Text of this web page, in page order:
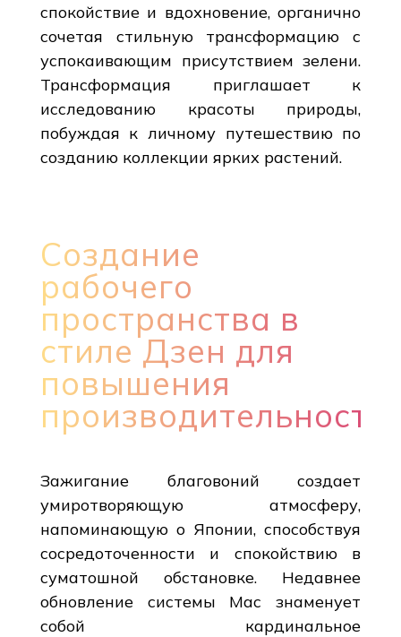
спокойствие и вдохновение, органично
сочетая стильную трансформацию с
успокаивающим присутствием зелени.
Трансформация приглашает к
исследованию красоты природы,
побуждая к личному путешествию по
созданию коллекции ярких растений.
Создание
рабочего
пространства в
стиле Дзен для
повышения
производительности
Зажигание благовоний создает
умиротворяющую атмосферу,
напоминающую о Японии, способствуя
сосредоточенности и спокойствию в
суматошной обстановке. Недавнее
обновление системы Mac знаменует
собой кардинальное